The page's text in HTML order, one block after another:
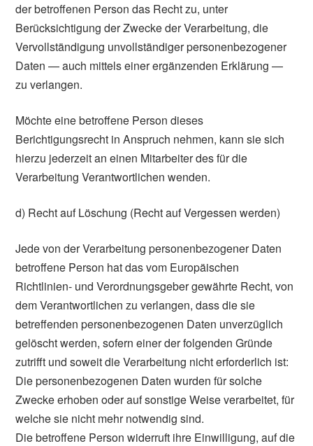
der betroffenen Person das Recht zu, unter
Berücksichtigung der Zwecke der Verarbeitung, die
Vervollständigung unvollständiger personenbezogener
Daten — auch mittels einer ergänzenden Erklärung —
zu verlangen.
Möchte eine betroffene Person dieses
Berichtigungsrecht in Anspruch nehmen, kann sie sich
hierzu jederzeit an einen Mitarbeiter des für die
Verarbeitung Verantwortlichen wenden.
d) Recht auf Löschung (Recht auf Vergessen werden)
Jede von der Verarbeitung personenbezogener Daten
betroffene Person hat das vom Europäischen
Richtlinien- und Verordnungsgeber gewährte Recht, von
dem Verantwortlichen zu verlangen, dass die sie
betreffenden personenbezogenen Daten unverzüglich
gelöscht werden, sofern einer der folgenden Gründe
zutrifft und soweit die Verarbeitung nicht erforderlich ist:
Die personenbezogenen Daten wurden für solche
Zwecke erhoben oder auf sonstige Weise verarbeitet, für
welche sie nicht mehr notwendig sind.
Die betroffene Person widerruft ihre Einwilligung, auf die